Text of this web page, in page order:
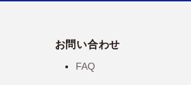
お問い合わせ
FAQ